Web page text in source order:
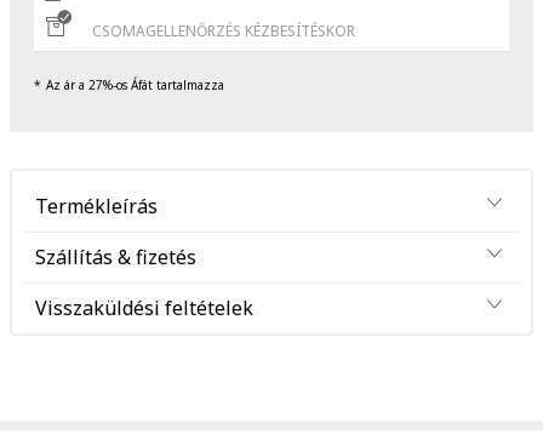
CSOMAGELLENŐRZÉS KÉZBESÍTÉSKOR
Az ár a 27%-os Áfát tartalmazza
Termékleírás
Szállítás & fizetés
Visszaküldési feltételek